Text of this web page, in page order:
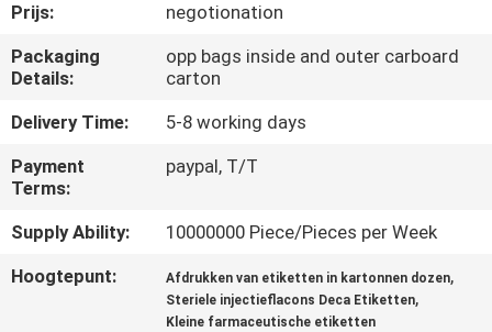
NIEUWS
GEVALLEN
SITEMAP
PRIVACY
POLICY
Prijs:
negotionation
Packaging
Details:
opp bags inside and outer carboard
carton
Delivery Time:
5-8 working days
Payment
Terms:
paypal, T/T
Supply Ability:
10000000 Piece/Pieces per Week
Hoogtepunt:
Afdrukken van etiketten in kartonnen dozen,
Steriele injectieflacons Deca Etiketten,
Kleine farmaceutische etiketten